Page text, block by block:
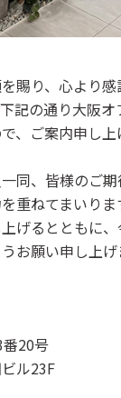
賜り、心より
記の通り大阪
、ご案内申し上
同、皆様のご
重ねてまいりま
げるとともに
お願い申し上げ
20号
ル23F